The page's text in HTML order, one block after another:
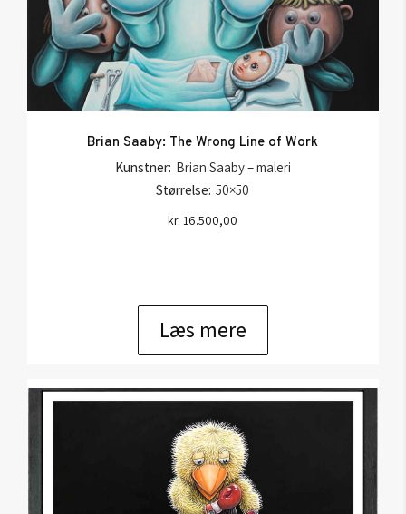
Brian Saaby: The Wrong Line of Work
Kunstner: Brian Saaby – maleri
Størrelse: 50×50
kr. 16.500,00
Læs mere